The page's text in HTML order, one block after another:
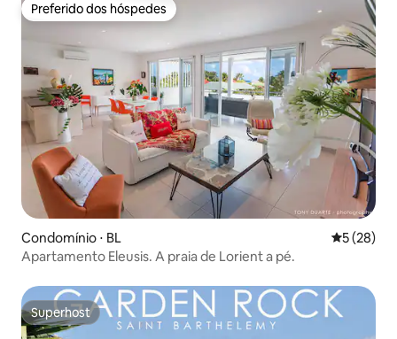
Preferido dos hóspedes
Preferido dos hóspedes
Condomínio ⋅ BL 5 de uma
5 (28)
Apartamento Eleusis. A praia de Lorient a pé.
Superhost
Superhost